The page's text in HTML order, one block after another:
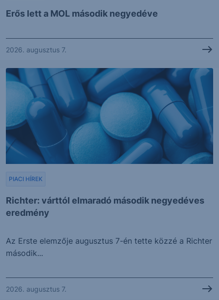
Erős lett a MOL második negyedéve
2026. augusztus 7.
Richter: várttól elmaradó második negyedéves
eredmény
PIACI HÍREK
Az Erste elemzője augusztus 7-én tette közzé a Richter
második...
2026. augusztus 7.